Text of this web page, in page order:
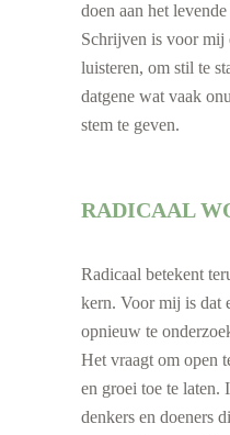
doen aan het
Schrijven is voor mij
luisteren, om stil te
datgene wat vaak
stem te geven.
RADICAAL
Radicaal betekent
kern. Voor mij is dat
opnieuw te
Het vraagt om open
en groei toe te laten.
denkers en doeners